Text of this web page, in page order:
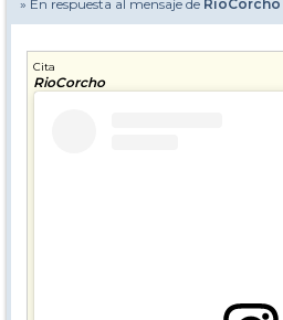
» En respuesta al mensaje de RioCorcho
Cita
RioCorcho